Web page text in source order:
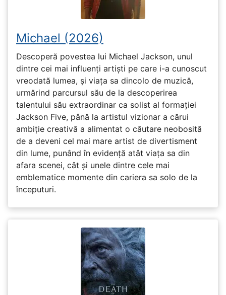
Michael (2026)
Descoperă povestea lui Michael Jackson, unul
dintre cei mai influenți artiști pe care i-a cunoscut
vreodată lumea, și viața sa dincolo de muzică,
urmărind parcursul său de la descoperirea
talentului său extraordinar ca solist al formației
Jackson Five, până la artistul vizionar a cărui
ambiție creativă a alimentat o căutare neobosită
de a deveni cel mai mare artist de divertisment
din lume, punând în evidență atât viața sa din
afara scenei, cât și unele dintre cele mai
emblematice momente din cariera sa solo de la
începuturi.